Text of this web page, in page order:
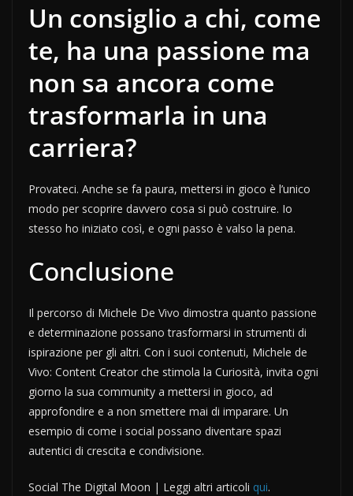
Un consiglio a chi, come
te, ha una passione ma
non sa ancora come
trasformarla in una
carriera?
Provateci. Anche se fa paura, mettersi in gioco è l’unico
modo per scoprire davvero cosa si può costruire. Io
stesso ho iniziato così, e ogni passo è valso la pena.
Conclusione
Il percorso di Michele De Vivo dimostra quanto passione
e determinazione possano trasformarsi in strumenti di
ispirazione per gli altri. Con i suoi contenuti, Michele de
Vivo: Content Creator che stimola la Curiosità, invita ogni
giorno la sua community a mettersi in gioco, ad
approfondire e a non smettere mai di imparare. Un
esempio di come i social possano diventare spazi
autentici di crescita e condivisione.
Social The Digital Moon | Leggi altri articoli qui.